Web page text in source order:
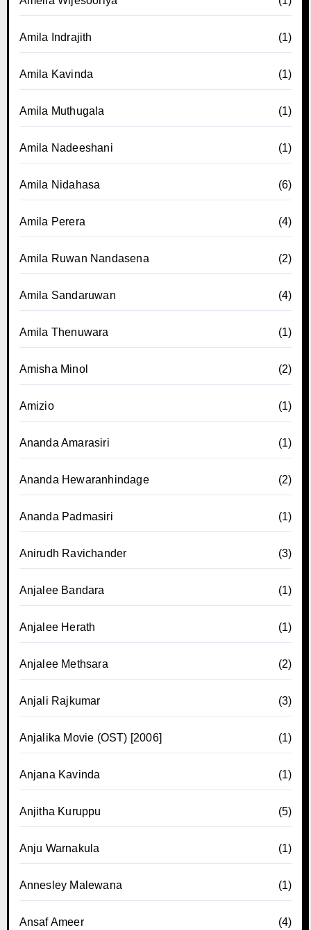
Amila Indrajith (1)
Amila Kavinda (1)
Amila Muthugala (1)
Amila Nadeeshani (1)
Amila Nidahasa (6)
Amila Perera (4)
Amila Ruwan Nandasena (2)
Amila Sandaruwan (4)
Amila Thenuwara (1)
Amisha Minol (2)
Amizio (1)
Ananda Amarasiri (1)
Ananda Hewaranhindage (2)
Ananda Padmasiri (1)
Anirudh Ravichander (3)
Anjalee Bandara (1)
Anjalee Herath (1)
Anjalee Methsara (2)
Anjali Rajkumar (3)
Anjalika Movie (OST) [2006] (1)
Anjana Kavinda (1)
Anjitha Kuruppu (5)
Anju Warnakula (1)
Annesley Malewana (1)
Ansaf Ameer (4)